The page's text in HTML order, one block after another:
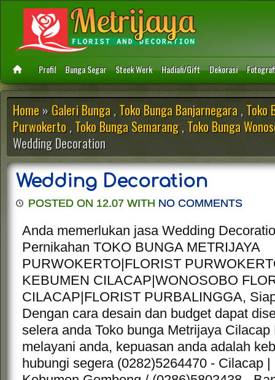
Profil Bunga Segar Steek Werk Hadiah/Gift Dekorasi
Home » Galeri Bunga , Toko Bunga Banjarnegara , Toko
Purwokerto , Toko Bunga Semarang, Toko Bunga
Wedding Decoration
Wedding Decoration
POSTED ON 12.07 WITH NO COMMENTS
Anda memerlukan jasa Wedding
Pernikahan TOKO BUNGA METRIJAYA
PURWOKERTO|FLORIST
KEBUMEN CILACAP|WONOSOBO
CILACAP|FLORIST PURBALINGGA,
Dengan cara desain dan budget dapat
selera anda Toko bunga Metrijaya Cilacap
melayani anda, kepuasan anda adalah
hubungi segera (0282)5264470 - Cilacap